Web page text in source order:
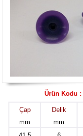
Ürün Kodu :
Çap
mm
Delik
mm